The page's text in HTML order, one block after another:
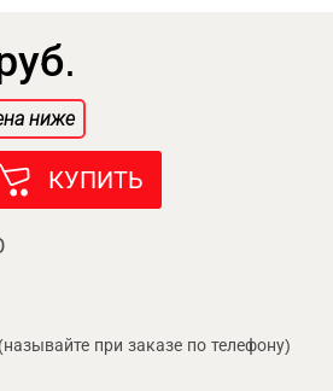
ниже
КУПИТЬ
при заказе по телефону)